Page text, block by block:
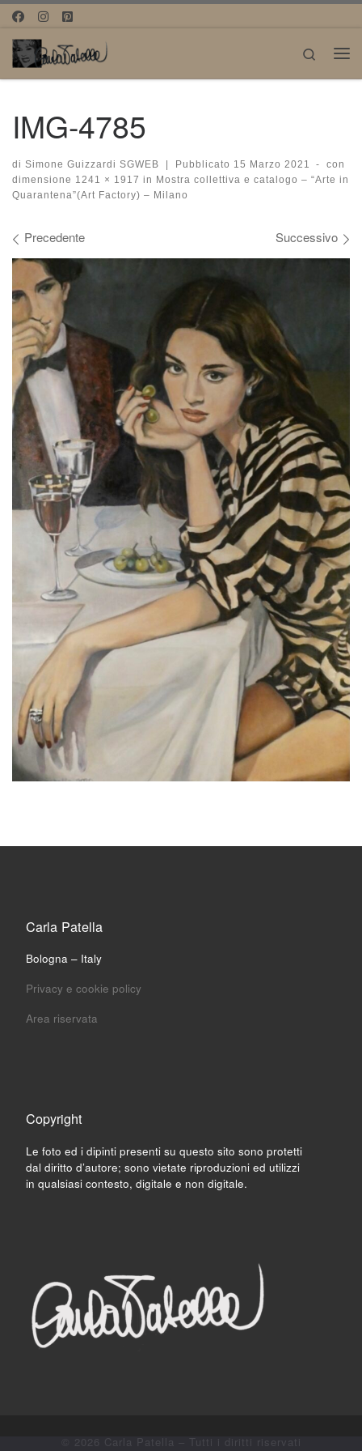
Passa al contenuto
Search
IMG-4785
di Simone Guizzardi SGWEB Pubblicato 15 Marzo 2021 -
con
dimensione 1241 × 1917 in Mostra collettiva e catalogo – “Arte in
Quarantena”(Art Factory) – Milano
Navigazione immagini
Precedente Successivo
Carla Patella
Bologna – Italy
Privacy e cookie policy
Area riservata
Copyright
Le foto ed i dipinti presenti su questo sito sono protetti
dal diritto d’autore; sono vietate riproduzioni ed utilizzi
in qualsiasi contesto, digitale e non digitale.
© 2026 Carla Patella – Tutti i diritti riservati